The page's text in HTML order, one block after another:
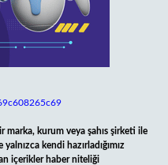
marka, kurum veya şahıs şirketi ile
kendi hazırladığımız
içerikler haber niteliği